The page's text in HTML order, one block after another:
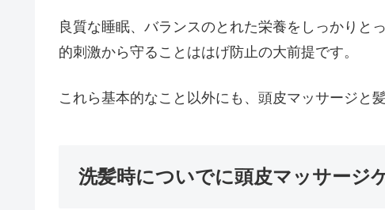
良質な睡眠、バランスのとれた栄養をしっかりと
的刺激から守ることははげ防止の大前提です。
これら基本的なこと以外にも、頭皮マッサージと
洗髪時についでに頭皮マッサージ